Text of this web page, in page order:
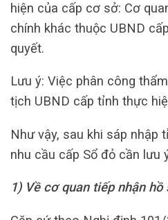
hiện của cấp cơ sở: Cơ
chính khác thuộc UBND
quyết.
Lưu ý: Việc phân công
tịch UBND cấp tỉnh thực
Như vậy, sau khi sáp nhập
nhu cầu cấp Sổ đỏ cần lưu
1) Về cơ quan tiếp nhận